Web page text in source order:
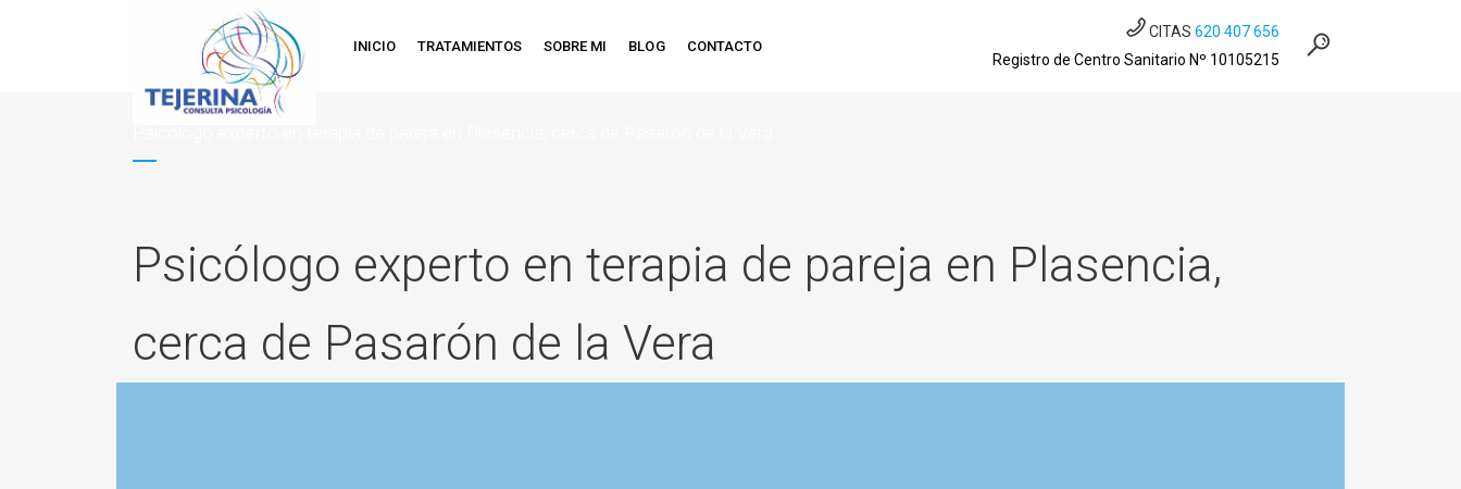
CITAS 620 407 656
Registro de Centro Sanitario Nº 10105215
INICIO TRATAMIENTOS SOBRE MI BLOG CONTACTO
Psicólogo experto en terapia de pareja en Plasencia,
cerca de Pasarón de la Vera